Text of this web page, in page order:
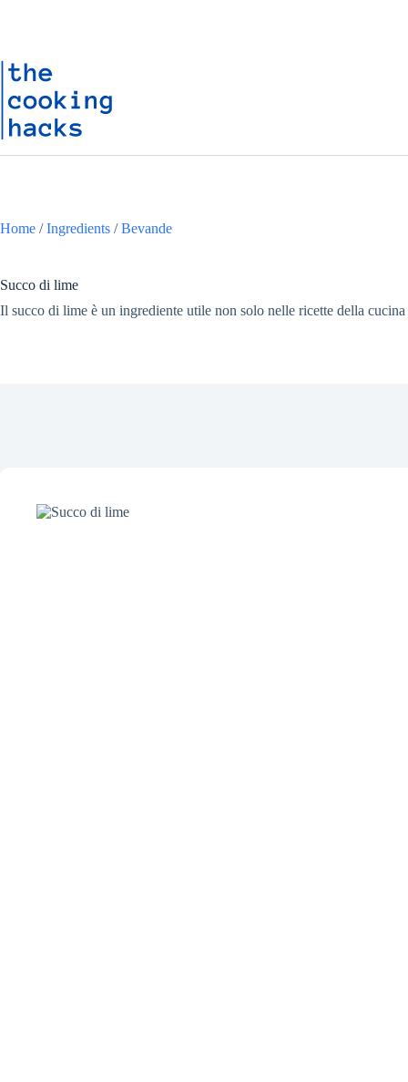
t
o
n
u
t
Home /Ingredients /Bevande
Succo di lime
Il succo di lime è un ingrediente utile non solo nelle ricette della